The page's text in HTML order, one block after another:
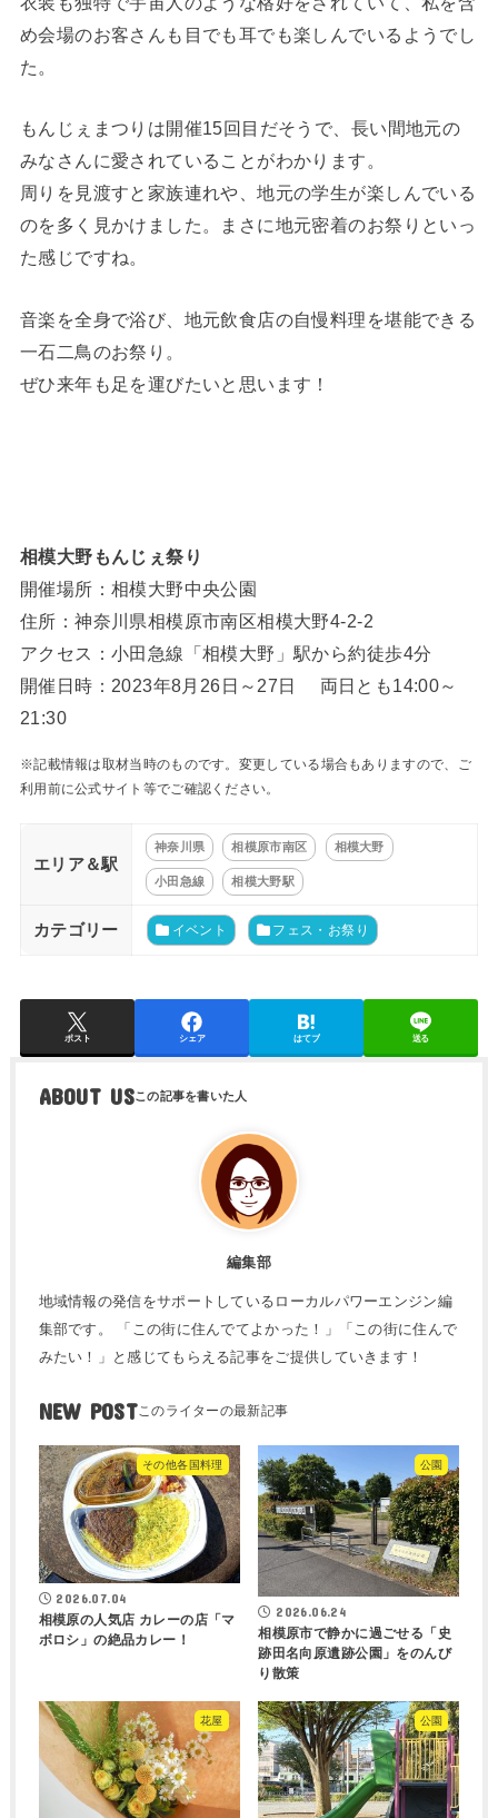
め会場のお客さんも目でも耳でも楽しんでいるようでし
た。
もんじぇまつりは開催15回目だそうで、長い間地元の
みなさんに愛されていることがわかります。
周りを見渡すと家族連れや、地元の学生が楽しんでいる
のを多く見かけました。まさに地元密着のお祭りといっ
た感じですね。
音楽を全身で浴び、地元飲食店の自慢料理を堪能できる
一石二鳥のお祭り。
ぜひ来年も足を運びたいと思います！
相模大野もんじぇ祭り
開催場所：相模大野中央公園
住所：神奈川県相模原市南区相模大野4-2-2
アクセス：小田急線「相模大野」駅から約徒歩4分
開催日時：2023年8月26日～27日 両日とも14:00～
21:30
※記載情報は取材当時のものです。変更している場合もありますので、ご
利用前に公式サイト等でご確認ください。
エリア＆駅
神奈川県 相模原市南区 相模大野
小田急線 相模大野駅
カテゴリー イベント フェス・お祭り
ポスト シェア はてブ 送る
ABOUT US
編集部
地域情報の発信をサポートしているローカルパワーエンジン編
集部です。 「この街に住んでてよかった！」「この街に住んで
みたい！」と感じてもらえる記事をご提供していきます！
NEW POST
その他各国料理
2026.07.04
相模原の人気店 カレーの店「マ
ボロシ」の絶品カレー！
公園
2026.06.24
相模原市で静かに過ごせる「史
跡田名向原遺跡公園」をのんび
り散策
花屋 公園